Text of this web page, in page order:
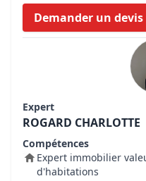
Demander un devis
Expert
ROGARD CHARLOTTE
Compétences
Expert immobilier
d'habitations